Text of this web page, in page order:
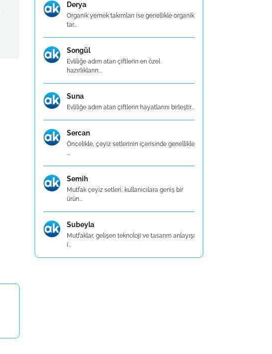
Derya
Organik yemek takımları ise genellikle organik
tar...
Songül
Evliliğe adım atan çiftlerin en özel
hazırlıkların...
Suna
Evliliğe adım atan çiftlerin hayatlarını birleştir...
Sercan
Öncelikle, çeyiz setlerinin içerisinde genellikle
...
Semih
Mutfak çeyiz setleri, kullanıcılara geniş bir
ürün...
Subeyla
Mutfaklar, gelişen teknoloji ve tasarım anlayışı
i...